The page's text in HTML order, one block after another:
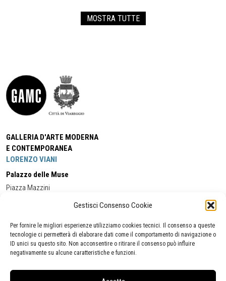
Gestisci Consenso Cookie
Per fornire le migliori esperienze utilizziamo cookies tecnici. Il consenso a queste
tecnologie ci permetterà di elaborare dati come il comportamento di navigazione o
ID unici su questo sito. Non acconsentire o ritirare il consenso può influire
negativamente su alcune caratteristiche e funzioni.
MOSTRA TUTTE
GALLERIA D'ARTE MODERNA
E CONTEMPORANEA
LORENZO VIANI
Palazzo delle Muse
Piazza Mazzini
Cell:+39 338 5714978 (orario apertura Galleria)
Tel:
+39 0584 944580
(orario 09.00/13.00)
Email:gamc@comune.viareggio.lu.it
Segnalazione di inaccessibilità